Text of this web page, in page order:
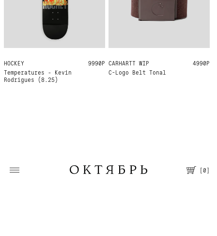
[0]
HOCKEY
Temperatures - Kevin
Rodrigues (8.25)
8.25 9990Р CARHARTT WIP
C-Logo Belt Tonal
ONE SIZE 4990Р